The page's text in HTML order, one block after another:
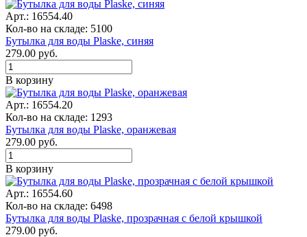
Арт.: 16554.40
Кол-во на складе: 5100
Бутылка для воды Plaske, синяя
279.00 руб.
В корзину
Арт.: 16554.20
Кол-во на складе: 1293
Бутылка для воды Plaske, оранжевая
279.00 руб.
В корзину
Арт.: 16554.60
Кол-во на складе: 6498
Бутылка для воды Plaske, прозрачная с белой крышкой
279.00 руб.